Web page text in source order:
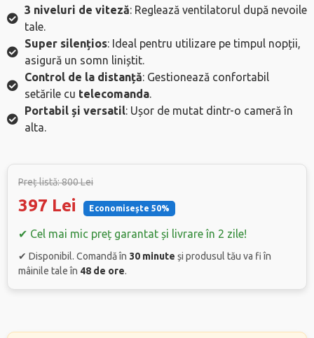
3 niveluri de viteză: Reglează ventilatorul după nevoile
tale.
Super silențios: Ideal pentru utilizare pe timpul nopții,
asigură un somn liniștit.
Control de la distanță: Gestionează confortabil
setările cu telecomanda.
Portabil și versatil: Ușor de mutat dintr-o cameră în
alta.
Preț listă: 800 Lei
397 Lei Economisește 50%
✔ Cel mai mic preț garantat și livrare în 2 zile!
✔ Disponibil. Comandă în 30 minute și produsul tău va fi în
mâinile tale în 48 de ore.